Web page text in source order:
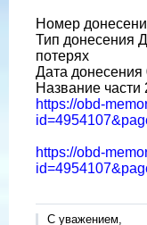
Номер
Тип донесения
потерях
Дата донесения
Название части
https://obd-
https://obd-
С уважением,